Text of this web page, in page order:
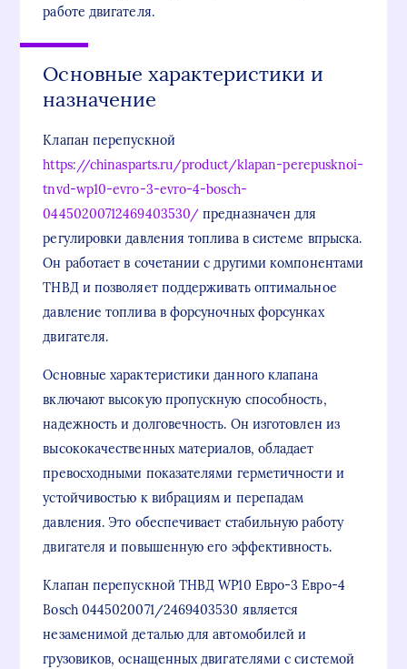
работе двигателя.
Основные характеристики и
назначение
Клапан перепускной
https://chinasparts.ru/product/klapan-perepusknoi-
tnvd-wp10-evro-3-evro-4-bosch-
04450200712469403530/ предназначен для
регулировки давления топлива в системе впрыска.
Он работает в сочетании с другими компонентами
ТНВД и позволяет поддерживать оптимальное
давление топлива в форсуночных форсунках
двигателя.
Основные характеристики данного клапана
включают высокую пропускную способность,
надежность и долговечность. Он изготовлен из
высококачественных материалов, обладает
превосходными показателями герметичности и
устойчивостью к вибрациям и перепадам
давления. Это обеспечивает стабильную работу
двигателя и повышенную его эффективность.
Клапан перепускной ТНВД WP10 Евро-3 Евро-4
Bosch 0445020071/2469403530 является
незаменимой деталью для автомобилей и
грузовиков, оснащенных двигателями с системой